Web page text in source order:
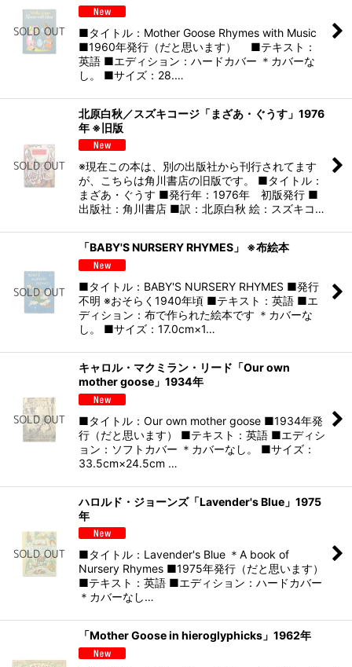
■タイトル：Mother Goose Rhymes with Music
■1960年発行（だと思います） ■テキスト：
英語 ■エディション：ハードカバー ＊カバーな
し。 ■サイズ：28.…
北原白秋／スズキコージ「まざあ・ぐうす」1976
年 ※旧版
※現在この本は、別の出版社から刊行されてます
が、こちらは角川書店の旧版です。 ■タイトル：
まざあ・ぐうす ■発行年：1976年 初版発行 ■
出版社：角川書店 ■訳：北原白秋 絵：スズキコ…
「BABY'S NURSERY RHYMES」 ※布絵本
■タイトル：BABY'S NURSERY RHYMES ■発行
不明 ※おそらく1940年頃 ■テキスト：英語 ■エ
ディション：布で作られた絵本です ＊カバーな
し。 ■サイズ：17.0cm×1…
キャロル・マクミラン・リード「Our own
mother goose」1934年
■タイトル：Our own mother goose ■1934年発
行（だと思います） ■テキスト：英語 ■エディシ
ョン：ソフトカバー ＊カバーなし。 ■サイズ：
33.5cm×24.5cm …
ハロルド・ジョーンズ「Lavender's Blue」1975
年
■タイトル：Lavender's Blue ＊A book of
Nursery Rhymes ■1975年発行（だと思います）
■テキスト：英語 ■エディション：ハードカバー
＊カバーなし…
「Mother Goose in hieroglyphicks」1962年